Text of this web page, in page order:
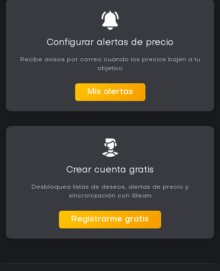
Configurar alertas de precio
Recibe avisos por correo cuando los precios bajen a tu
objetivo
Mis alertas
Crear cuenta gratis
Desbloquea listas de deseos, alertas de precio y
sincronización con Steam
Registrarme gratis